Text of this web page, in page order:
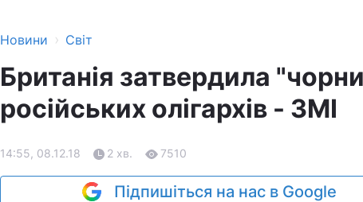
Новини › Світ
Британія затвердила
російських олігархів - ЗМІ
14:55, 08.12.18 2 хв. 7510
Підпишіться на нас в Google